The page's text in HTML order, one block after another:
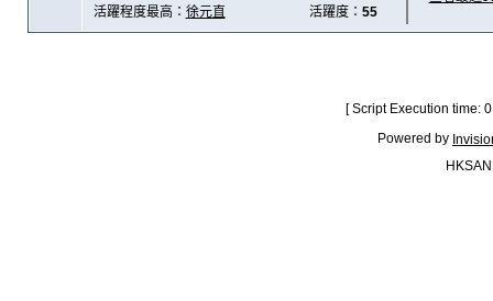
活躍程度最高： 徐元直 活躍度： 55
[ Script Execution time:
Powered by